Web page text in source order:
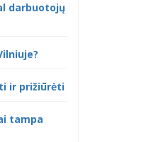
darbuotojų
ir prižiūrėti
tampa